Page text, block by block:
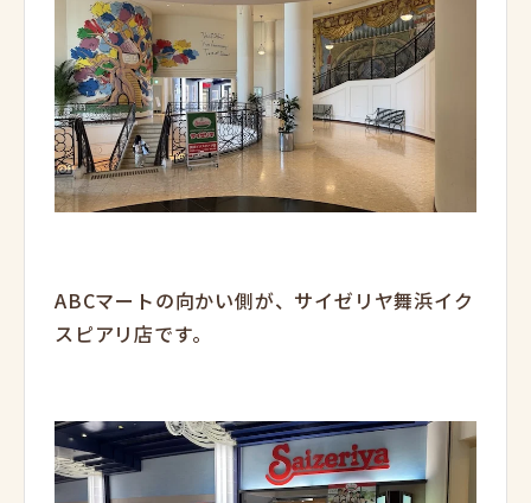
ABCマートの向かい側が、サイゼリヤ舞浜イク
スピアリ店です。